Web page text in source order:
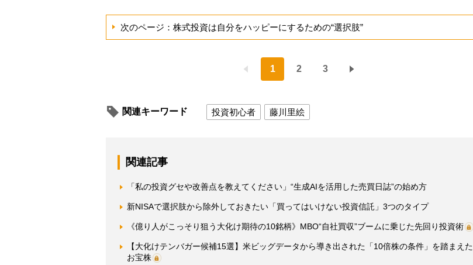
次のページ：株式投資は自分をハッピーにするための“選択肢”
1 2 3
関連キーワード 投資初心者 藤川里絵
関連記事
「私の投資グセや改善点を教えてください」“生成AIを活用した売買日誌”の始め方
新NISAで選択肢から除外しておきたい「買ってはいけない投資信託」3つのタイプ
《億り人がこっそり狙う大化け期待の10銘柄》MBO“自社買収”ブームに乗じた先回り投資術
【大化けテンバガー候補15選】米ビッグデータから導き出された「10倍株の条件」を踏まえた
お宝株